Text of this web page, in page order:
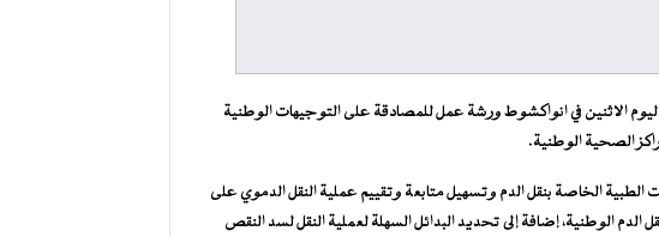
الاثنين في انواكشوط ورشة عمل للمصادقة على التوجيهات الوطنية
الصحية الوطنية.
الخاصة بنقل الدم وتسهيل متابعة وتقييم عملية النقل الدموي على
الوطنية، إضافة إلى تحديد البدائل السهلة لعملية النقل لسد النقص